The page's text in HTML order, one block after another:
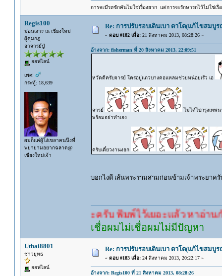
การจะมีรถซักคันไม่ใช่เรื่องยาก แต่การจะรักษารถไว้ไม่ใช่เรื่
Regis100
ม่อนเงาะ ณ เชียงใหม่
ผู้คุมกฎ
อาจารย์ปู่
ออฟไลน์
เพศ:
กระทู้: 18,639
ผมก็แค่ผู้โง่เขลาคนนึงที่
พยายามอยากฉลาด@
เชียงใหม่เจ้า
Re: การปรับรอบเดินเบา ตาโต(แก้ไขสมบู
« ตอบ #182 เมื่อ:21 สิงหาคม 2013, 08:28:26 »
อ้างจาก: fisherman ที่ 20 สิงหาคม 2013, 22:09:51
หวัดดีครับจารย์ ใครอยู่แถวบางคอแหลมช่วยหน่อยเร๊ว เอ
จารย์
ไม่ได้ไปกรุงเทพ
พร้อมอย่าทำเอง
ครับเดี๋ยวงานงอก
บอกไงดี เส้นพระรามสามก่อนข้ามเจ้าพระยาค
คำตอบนะครับ พิมพ์ไว้เยอะแล้ว หาอ่านกันดู
เชื่อผมไม่เชื่อผมไม่มีปัญหา
Uthai8801
ชาวยุทธ
ออฟไลน์
Re: การปรับรอบเดินเบา ตาโต(แก้ไขสมบู
« ตอบ #183 เมื่อ:24 สิงหาคม 2013, 20:22:17 »
อ้างจาก: Regis100 ที่ 21 สิงหาคม 2013, 08:28:26